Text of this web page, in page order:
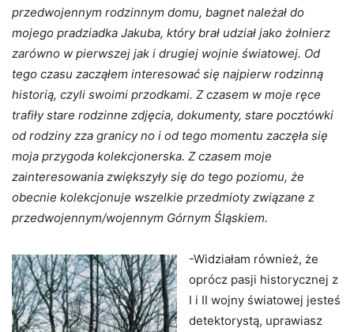
przedwojennym rodzinnym domu, bagnet należał do
mojego pradziadka Jakuba, który brał udział jako żołnierz
zarówno w pierwszej jak i drugiej wojnie światowej. Od
tego czasu zacząłem interesować się najpierw rodzinną
historią, czyli swoimi przodkami. Z czasem w moje ręce
trafiły stare rodzinne zdjęcia, dokumenty, stare pocztówki
od rodziny zza granicy no i od tego momentu zaczęła się
moja przygoda kolekcjonerska. Z czasem moje
zainteresowania zwiększyły się do tego poziomu, że
obecnie kolekcjonuje wszelkie przedmioty związane z
przedwojennym/wojennym Górnym Śląskiem.
-Widziałam również, że
oprócz pasji historycznej z
I i II wojny światowej jesteś
detektorystą, uprawiasz